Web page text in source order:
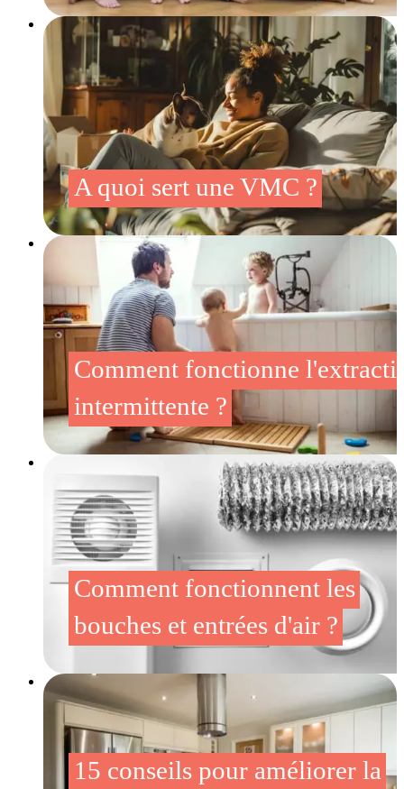
A quoi sert une VMC ?
Comment fonctionne
intermittente ?
Comment fonctionnent les
bouches et entrées d'air ?
15 conseils pour améliorer la